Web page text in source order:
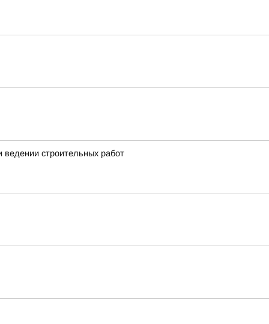
ведении строительных работ